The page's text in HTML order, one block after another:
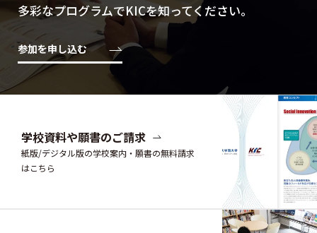
多彩なプログラムでKICを知ってください。
参加を申し込む
学校資料や願書のご請求
紙版/デジタル版の学校案内・願書の無料請求
はこちら